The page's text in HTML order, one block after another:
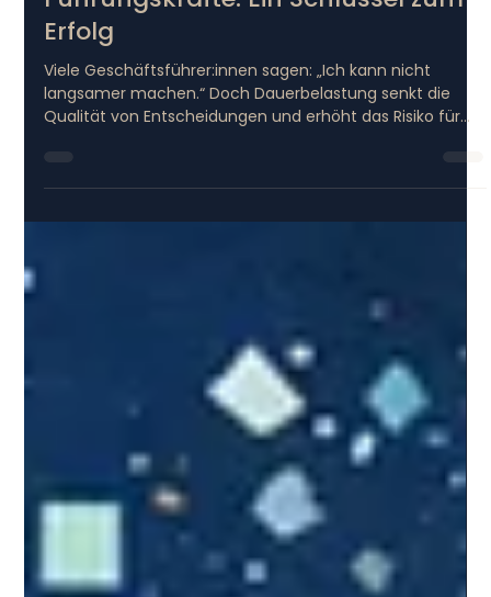
Gertrude Paur
10. Feb.
3 Min. Lesezeit
Strategische Erholung für
Führungskräfte: Ein Schlüssel zum
langsamer machen.“ Doch Dauerbelastung senkt die
Qualität von Entscheidungen und erhöht das Risiko für
Erschöpfung. Was wir von Meeresschildkröten lernen:
Strategische Erholung ist keine Schwäche, sondern die
Voraussetzung, um langfristig Kurs zu halten – als
Mensch und als Unternehmen. Der Artikel bietet eine
Reflexionsübung für Ihren Führungsalltag.